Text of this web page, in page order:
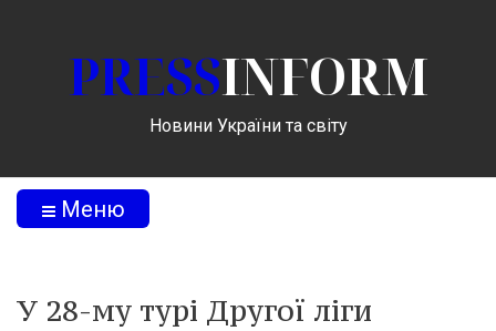
PRESSINFORM
Новини України та світу
Меню
У 28-му турі Другої ліги